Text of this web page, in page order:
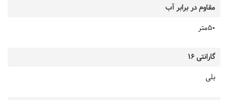
مقاوم در برابر آب
50متر
گارانتی 16
بلی